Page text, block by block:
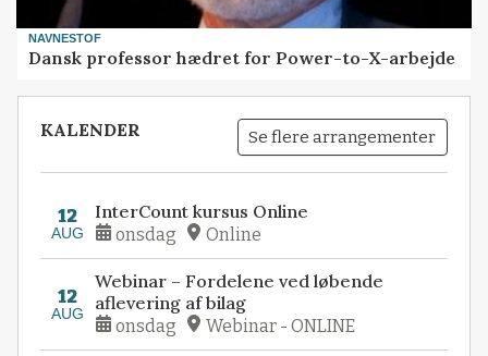
NAVNESTOF
Dansk professor hædret for Power-to-X-arbejde
KALENDER Se flere arrangementer
12
AUG
InterCount kursus Online
onsdag Online
12
AUG
Webinar – Fordelene ved løbende
aflevering af bilag
onsdag Webinar - ONLINE